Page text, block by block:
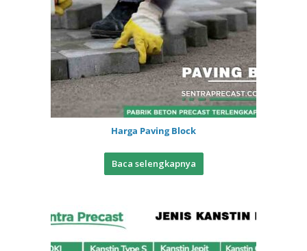
Harga Paving Block
Baca selengkapnya